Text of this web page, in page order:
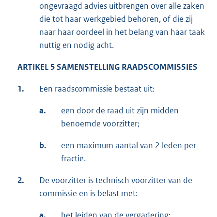
ongevraagd advies uitbrengen over alle zaken
die tot haar werkgebied behoren, of die zij
naar haar oordeel in het belang van haar taak
nuttig en nodig acht.
ARTIKEL 5 SAMENSTELLING RAADSCOMMISSIES
1. Een raadscommissie bestaat uit:
a.
een door de raad uit zijn midden
benoemde voorzitter;
b.
een maximum aantal van 2 leden per
fractie.
2.
De voorzitter is technisch voorzitter van de
commissie en is belast met: